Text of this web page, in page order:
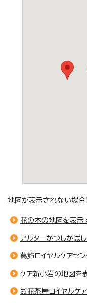
地図が表示されない場合
花の木の地図を表示
アルターかつしかば
葛飾ロイヤルケアセ
ケア新小岩の地図を
お花茶屋ロイヤルケ